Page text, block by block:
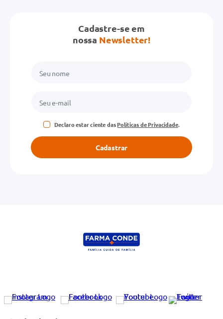
Cadastre-se em
nossa Newsletter!
Declaro estar ciente dasPolíticas de Privacidade.
Cadastrar